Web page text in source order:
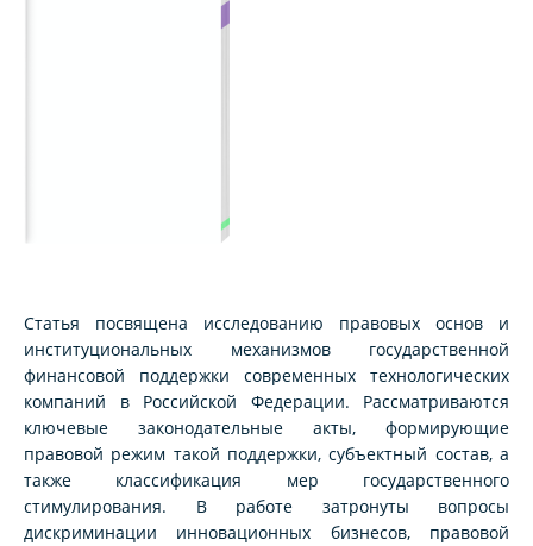
Статья посвящена исследованию правовых основ и
институциональных механизмов государственной
финансовой поддержки современных технологических
компаний в Российской Федерации. Рассматриваются
ключевые законодательные акты, формирующие
правовой режим такой поддержки, субъектный состав, а
также классификация мер государственного
стимулирования. В работе затронуты вопросы
дискриминации инновационных бизнесов, правовой